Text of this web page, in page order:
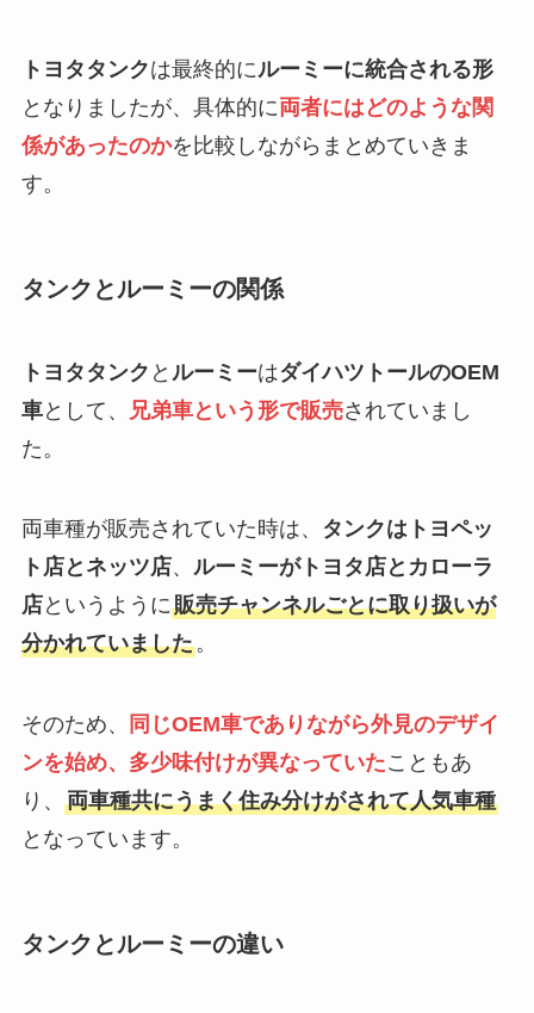
トヨタタンクは最終的にルーミーに統合される形
となりましたが、具体的に両者にはどのような関
係があったのかを比較しながらまとめていきま
す。
タンクとルーミーの関係
トヨタタンク と ルーミーはダイハツトールのOEM
車として、 兄弟車という形で販売されていまし
た。
両車種が販売されていた時は、
タンクはトヨペッ
ト店とネッツ店、 ルーミーがトヨタ店とカローラ
店というように販売チャンネルごとに取り扱いが
分かれていました。
そのため、
同じOEM車でありながら外見のデザイ
ンを始め、多少味付けが異なっていたこともあ
り、 両車種共にうまく住み分けがされて人気車種
となっています。
タンクとルーミーの違い